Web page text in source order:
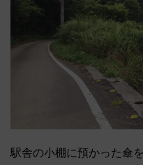
駅舎の小棚に預かった傘